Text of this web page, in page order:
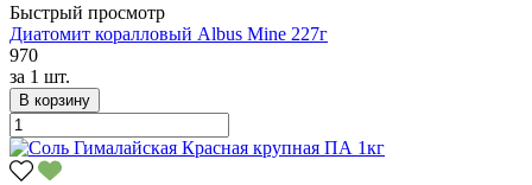
Быстрый просмотр
Диатомит коралловый Albus Mine 227г
970
за 1 шт.
В корзину